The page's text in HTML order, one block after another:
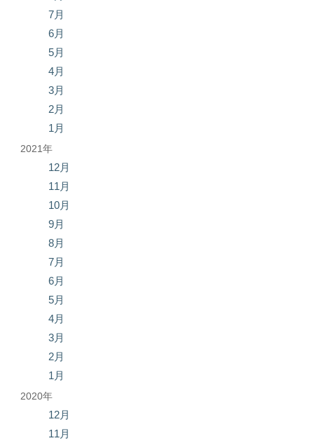
7月
6月
5月
4月
3月
2月
1月
2021年
12月
11月
10月
9月
8月
7月
6月
5月
4月
3月
2月
1月
2020年
12月
11月